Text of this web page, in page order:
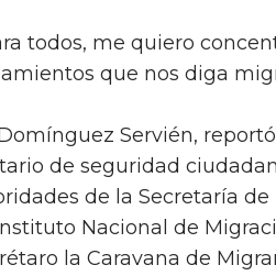
todos, me quiero
que nos diga
Servién,
de seguridad
de la Secretaría de
Nacional de
la Caravana de